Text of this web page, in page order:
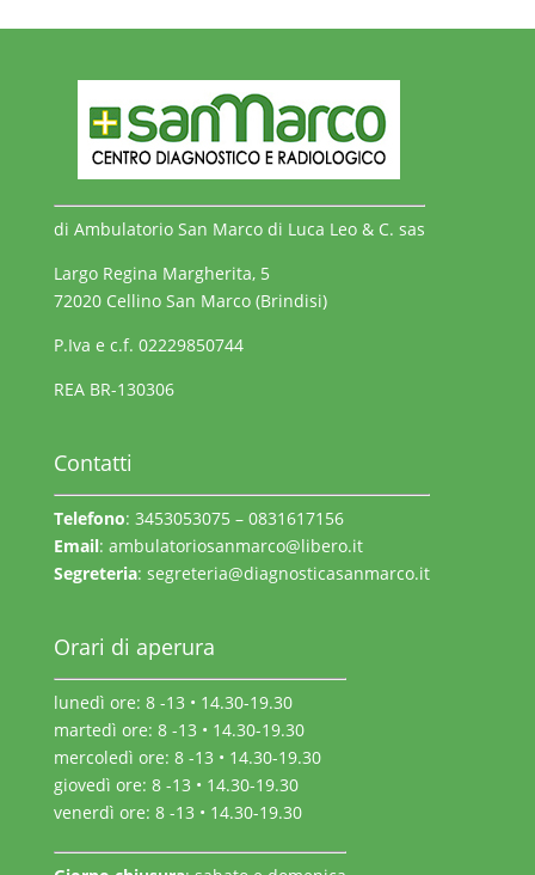
di Ambulatorio San Marco di Luca Leo & C. sas
Largo Regina Margherita, 5
72020 Cellino San Marco (Brindisi)
P.Iva e c.f. 02229850744
REA BR-130306
Contatti
Telefono: 3453053075 – 0831617156
Email: ambulatoriosanmarco@libero.it
Segreteria: segreteria@diagnosticasanmarco.it
Orari di aperura
lunedì ore: 8 -13 • 14.30-19.30
martedì ore: 8 -13 • 14.30-19.30
mercoledì ore: 8 -13 • 14.30-19.30
giovedì ore: 8 -13 • 14.30-19.30
venerdì ore: 8 -13 • 14.30-19.30